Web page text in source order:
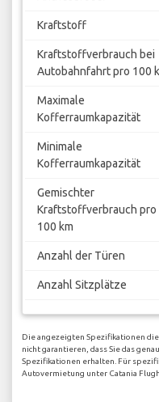
Kraftstoff
Kraftstoffverbrauch bei
Autobahnfahrt pro 100
Maximale
Kofferraumkapazität
Minimale
Kofferraumkapazität
Gemischter
Kraftstoffverbrauch pro
100 km
Anzahl der Türen
Anzahl Sitzplätze
Die angezeigten Spezifikationen
nicht garantieren, dass Sie das
Spezifikationen erhalten. Für
Autovermietung unter Catania